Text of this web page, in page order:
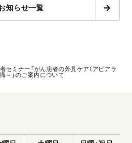
知らせ一覧
セミナー「がん患者の外見ケア（アピアラ
～」のご案内について